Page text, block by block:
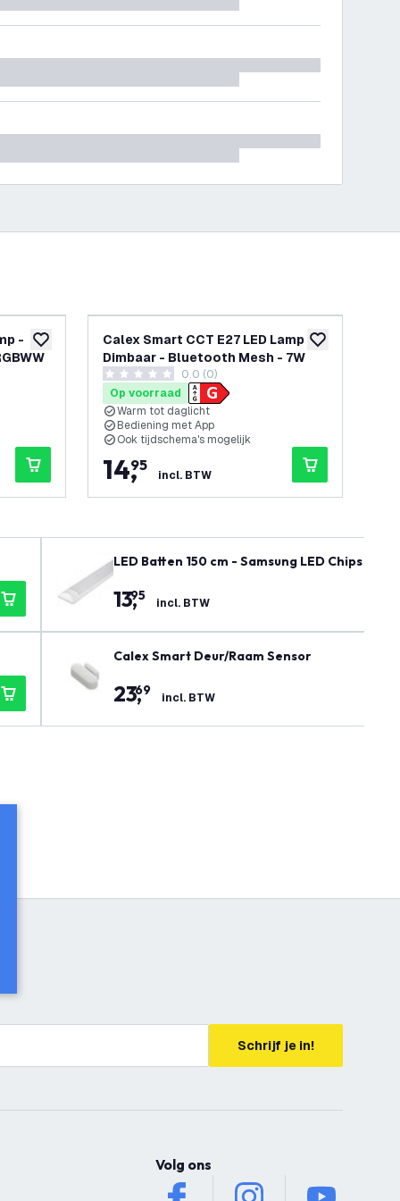
toevoegen aan verlanglijst
-
toevoegen
Calex Smart CCT E27 LED Lamp
Dimbaar - Bluetooth Mesh - 7W
0 score sterren0.0 (0)
Op voorraad
Warm tot daglicht
Bediening met App
Ook tijdschema's mogelijk
14,
95
incl. BTW
LED Batten 150 cm - Samsung LED Chips -
13,
95 incl. BTW
Calex Smart Deur/Raam Sensor
23,
69 incl. BTW
Schrijf je in!
Volg ons